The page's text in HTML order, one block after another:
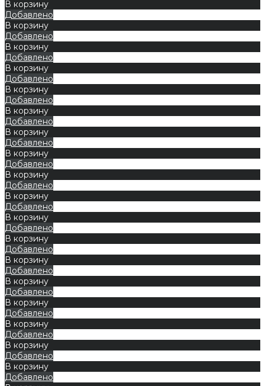
В корзину
Добавлено
В корзину
Добавлено
В корзину
Добавлено
В корзину
Добавлено
В корзину
Добавлено
В корзину
Добавлено
В корзину
Добавлено
В корзину
Добавлено
В корзину
Добавлено
В корзину
Добавлено
В корзину
Добавлено
В корзину
Добавлено
В корзину
Добавлено
В корзину
Добавлено
В корзину
Добавлено
В корзину
Добавлено
В корзину
Добавлено
В корзину
Добавлено